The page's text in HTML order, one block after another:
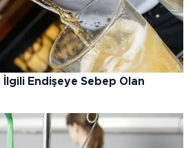
Endişeye Sebep Olan